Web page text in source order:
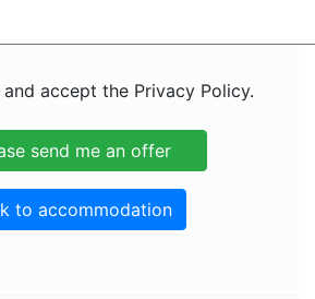
and accept the Privacy Policy.
to accommodation